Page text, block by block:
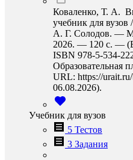
Коваленко, Т. А.
учебник для
А. Г. Солодов. —
2026. — 120 с. —
ISBN 978-5-534-
Образовательная
URL: https://
06.08.2026).
Учебник для вузов
5 Тестов
3 Задания